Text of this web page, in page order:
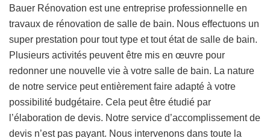
Bauer Rénovation est une entreprise professionnelle en
travaux de rénovation de salle de bain. Nous effectuons un
super prestation pour tout type et tout état de salle de bain.
Plusieurs activités peuvent être mis en œuvre pour
redonner une nouvelle vie à votre salle de bain. La nature
de notre service peut entièrement faire adapté à votre
possibilité budgétaire. Cela peut être étudié par
l’élaboration de devis. Notre service d’accomplissement de
devis n’est pas payant. Nous intervenons dans toute la